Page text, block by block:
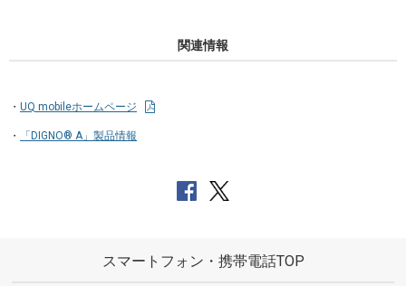
関連情報
UQ mobileホームページ
「DIGNO® A」製品情報
スマートフォン・携帯電話TOP